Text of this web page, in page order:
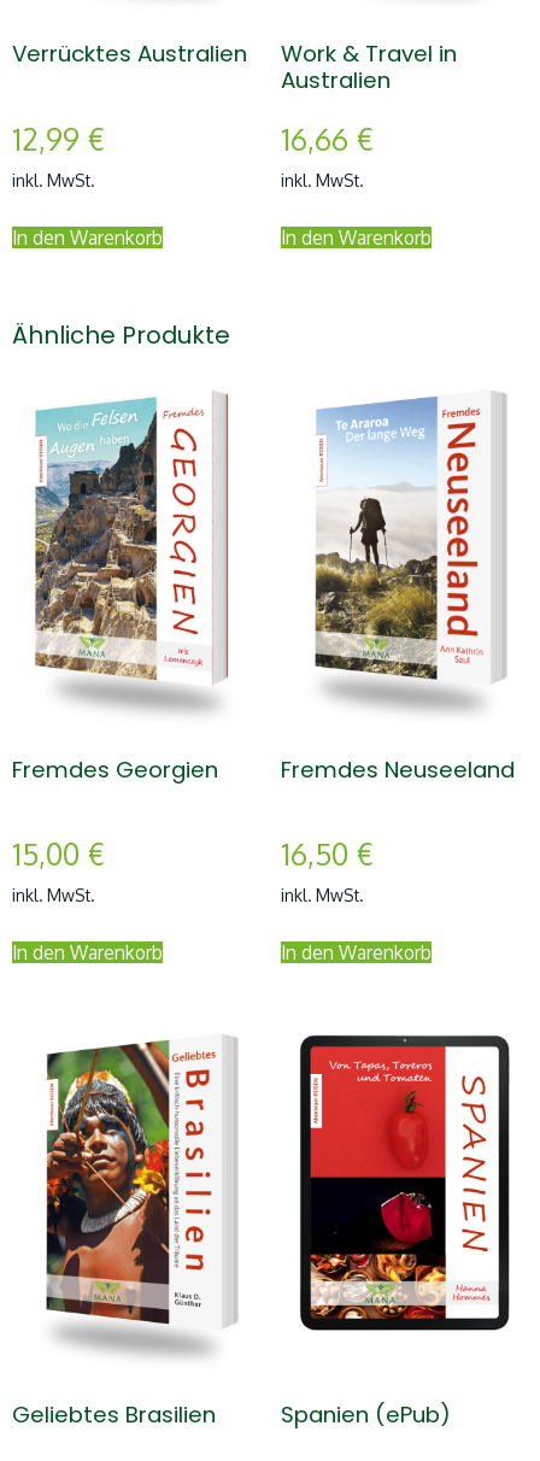
Verrücktes Australien
12,99 €
inkl. MwSt.
In den Warenkorb
Work & Travel in
Australien
16,66 €
inkl. MwSt.
In den Warenkorb
Ähnliche Produkte
Fremdes Georgien
15,00 €
inkl. MwSt.
In den Warenkorb
Fremdes Neuseeland
16,50 €
inkl. MwSt.
In den Warenkorb
Geliebtes Brasilien Spanien (ePub)